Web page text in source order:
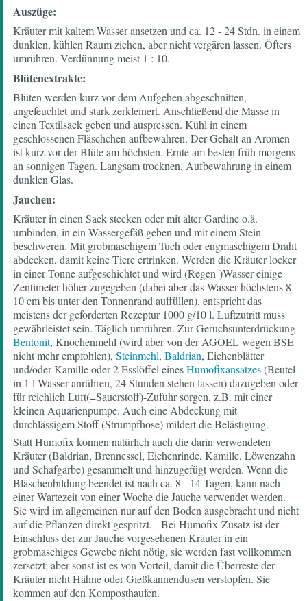
Auszüge:
Kräuter mit kaltem Wasser ansetzen und ca. 12 - 24 Stdn. in einem
dunklen, kühlen Raum ziehen, aber nicht vergären lassen. Öfters
umrühren. Verdünnung meist 1 : 10.
Blütenextrakte:
Blüten werden kurz vor dem Aufgehen abgeschnitten,
angefeuchtet und stark zerkleinert. Anschließend die Masse in
einen Textilsack geben und auspressen. Kühl in einem
geschlossenen Fläschchen aufbewahren. Der Gehalt an Aromen
ist kurz vor der Blüte am höchsten. Ernte am besten früh morgens
an sonnigen Tagen. Langsam trocknen, Aufbewahrung in einem
dunklen Glas.
Jauchen:
Kräuter in einen Sack stecken oder mit alter Gardine o.ä.
umbinden, in ein Wassergefäß geben und mit einem Stein
beschweren. Mit grobmaschigem Tuch oder engmaschigem Draht
abdecken, damit keine Tiere ertrinken. Werden die Kräuter locker
in einer Tonne aufgeschichtet und wird (Regen-)Wasser einige
Zentimeter höher zugegeben (dabei aber das Wasser höchstens 8 -
10 cm bis unter den Tonnenrand auffüllen), entspricht das
meistens der geforderten Rezeptur 1000 g/10 l. Luftzutritt muss
gewährleistet sein. Täglich umrühren. Zur Geruchsunterdrückung
Bentonit, Knochenmehl (wird aber von der AGOEL wegen BSE
nicht mehr empfohlen), Steinmehl, Baldrian, Eichenblätter
und/oder Kamille oder 2 Esslöffel einesHumofixansatzes(Beutel
in 1 l Wasser anrühren, 24 Stunden stehen lassen) dazugeben oder
für reichlich Luft(=Sauerstoff)-Zufuhr sorgen, z.B. mit einer
kleinen Aquarienpumpe. Auch eine Abdeckung mit
durchlässigem Stoff (Strumpfhose) mildert die Belästigung.
Statt Humofix können natürlich auch die darin verwendeten
Kräuter (Baldrian, Brennessel, Eichenrinde, Kamille, Löwenzahn
und Schafgarbe) gesammelt und hinzugefügt werden. Wenn die
Bläschenbildung beendet ist nach ca. 8 - 14 Tagen, kann nach
einer Wartezeit von einer Woche die Jauche verwendet werden.
Sie wird im allgemeinen nur auf den Boden ausgebracht und nicht
auf die Pflanzen direkt gespritzt. - Bei Humofix-Zusatz ist der
Einschluss der zur Jauche vorgesehenen Kräuter in ein
grobmaschiges Gewebe nicht nötig, sie werden fast vollkommen
zersetzt; aber sonst ist es von Vorteil, damit die Überreste der
Kräuter nicht Hähne oder Gießkannendüsen verstopfen. Sie
kommen auf den Komposthaufen.